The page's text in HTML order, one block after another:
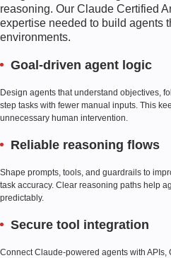
reasoning. Our Claude Certified
expertise needed to build agents
environments.
Goal-driven agent logic
Design agents that understand objectives,
step tasks with fewer manual inputs. This
unnecessary human intervention.
Reliable reasoning flows
Shape prompts, tools, and guardrails to
task accuracy. Clear reasoning paths help
predictably.
Secure tool integration
Connect Claude-powered agents with